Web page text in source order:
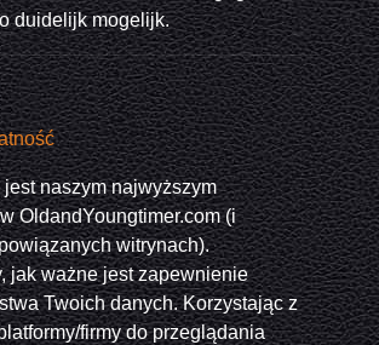
duidelijk mogelijk.
naszym najwyższym
OldandYoungtimer.com (i
witrynach).
jak ważne jest zapewnienie
Twoich danych. Korzystając z
firmy do przeglądania